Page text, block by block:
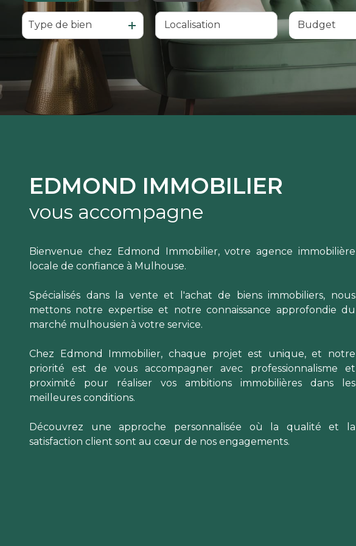
De l'ancien à l'année
De l'immo pro
Type de bien Budget
EDMOND IMMOBILIER
vous accompagne
Bienvenue chez Edmond Immobilier, votre agence immobilière
locale de confiance à Mulhouse.
Spécialisés dans la vente et l'achat de biens immobiliers, nous
mettons notre expertise et notre connaissance approfondie du
marché mulhousien à votre service.
Chez Edmond Immobilier, chaque projet est unique, et notre
priorité est de vous accompagner avec professionnalisme et
proximité pour réaliser vos ambitions immobilières dans les
meilleures conditions.
Découvrez une approche personnalisée où la qualité et la
satisfaction client sont au cœur de nos engagements.